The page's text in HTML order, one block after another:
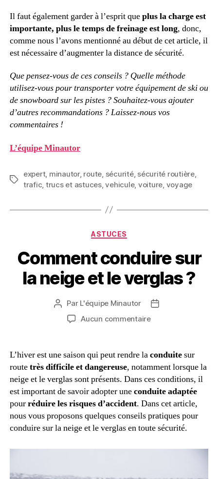
Il faut également garder à l’esprit queplus la charge est
importante, plus le temps de freinage est long, donc,
comme nous l’avons mentionné au début de cet article, il
est nécessaire d’augmenter la distance de sécurité.
Que pensez-vous de ces conseils ? Quelle méthode
utilisez-vous pour transporter votre équipement de ski ou
de snowboard sur les pistes ? Souhaitez-vous ajouter
d’autres recommandations ? Laissez-nous vos
commentaires !
L’équipe Minautor
Étiquettes
expert, minautor, route, sécurité, sécurité routière,
trafic, trucs et astuces,vehicule, voiture, voyage
Catégories
ASTUCES
Comment conduire sur
la neige et le verglas ?
Auteur
l’article
Par L'équipe Minautor
Date
Aucun commentairesur
neige
et
le
verglas
?
L’hiver est une saison qui peut rendre laconduitesur
routetrès difficile et dangereuse, notamment lorsque la
neige et le verglas sont présents. Dans ces conditions, il
est important de savoir adopter uneconduite adaptée
pourréduire les risques d’accident. Dans cet article,
nous vous proposons quelques conseils pratiques pour
conduire sur la neige et le verglas en toute sécurité.